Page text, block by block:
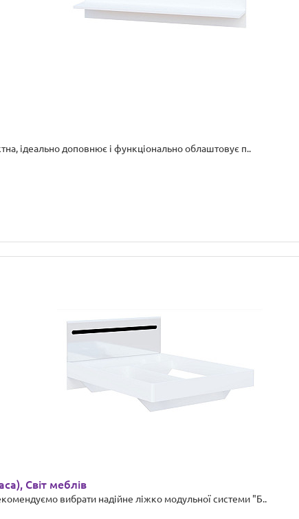
ідеально доповнює і функціонально облаштовує п..
Світ меблів
вибрати надійне ліжко модульної системи "Б..